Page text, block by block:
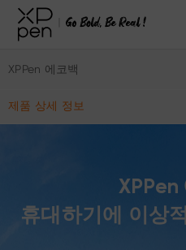
XPPen 에코백
제품 상세 정보
XPPen
휴대하기에 이상